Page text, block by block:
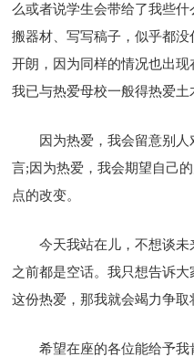
么或者说学生会带给了我些
搬器材、写写稿子，似乎都
开朗，因为同样的情况也出现
我已与热爱母校一般得热爱土
因为热爱，我会留意别
言;因为热爱，我会期望自己
点的改变。
今天我站在儿，不想谈
之前都是空话。我只想告诉
这份热爱，那我就会竭力争取
希望在座的各位能给予我